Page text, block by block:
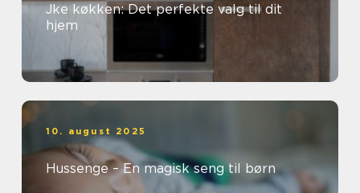
Jke køkken: Det perfekte valg til dit
hjem
10. august 2025
Hussenge – En magisk seng til børn